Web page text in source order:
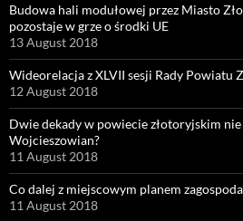
Budowa hali modułowej przez Miasto
pozostaje w grze o środki UE
13 August 2018
Wideorelacja z XLVII sesji Rady Powiatu
12 August 2018
Dwie dekady w powiecie złotoryjskim nie
Wojcieszowian?
11 August 2018
Co dalej z miejscowym planem
11 August 2018